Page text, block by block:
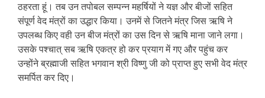
ठहरता हूं। तब उन तपोबल सम्पन्न महर्षियों ने यज्ञ और बीजों सहित
संपूर्ण वेद मंत्रों का उद्धार किया। उनमें से जितने मंत्र जिस ऋषि ने
उपलब्ध किए वही उन बीज मंत्रों का उस दिन से ऋषि माना जाने लगा।
उसके पश्चात् सब ऋषि एकत्र हो कर प्रयाग में गए और पहुंच कर
उन्होंने ब्रह्माजी सहित भगवान श्री विष्णु जी को प्राप्त हुए सभी वेद मंत्र
समर्पित कर दिए।